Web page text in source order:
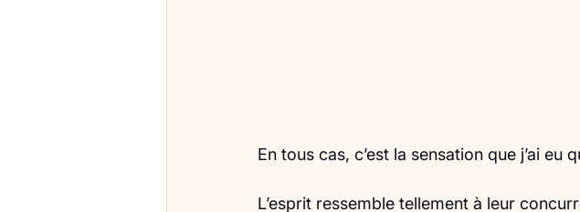
En tous cas, c’est la sensation que j’ai eu
L’esprit ressemble tellement à leur